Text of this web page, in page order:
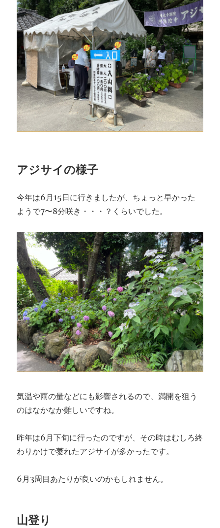
アジサイの様子
今年は6月15日に行きましたが、ちょっと早かった
ようで7〜8分咲き・・・？くらいでした。
気温や雨の量などにも影響されるので、満開を狙う
のはなかなか難しいですね。
昨年は6月下旬に行ったのですが、その時はむしろ終
わりかけで萎れたアジサイが多かったです。
6月3周目あたりが良いのかもしれません。
山登り